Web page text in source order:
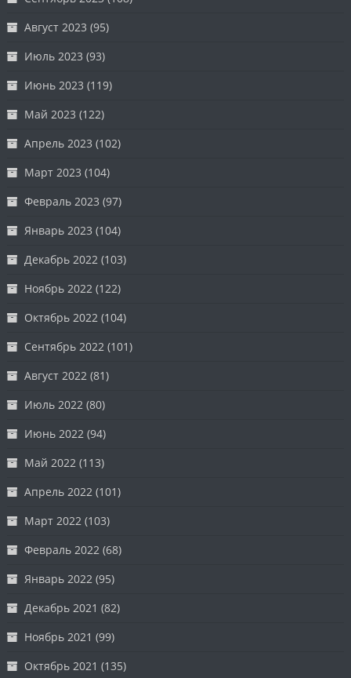
Август 2023 (95)
Июль 2023 (93)
Июнь 2023 (119)
Май 2023 (122)
Апрель 2023 (102)
Март 2023 (104)
Февраль 2023 (97)
Январь 2023 (104)
Декабрь 2022 (103)
Ноябрь 2022 (122)
Октябрь 2022 (104)
Сентябрь 2022 (101)
Август 2022 (81)
Июль 2022 (80)
Июнь 2022 (94)
Май 2022 (113)
Апрель 2022 (101)
Март 2022 (103)
Февраль 2022 (68)
Январь 2022 (95)
Декабрь 2021 (82)
Ноябрь 2021 (99)
Октябрь 2021 (135)